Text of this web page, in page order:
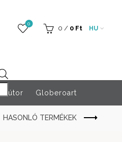
0
0 / 0 Ft HU
bútor Globeroart